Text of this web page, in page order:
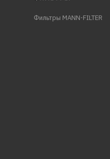
Фильтры MANN-FILTER